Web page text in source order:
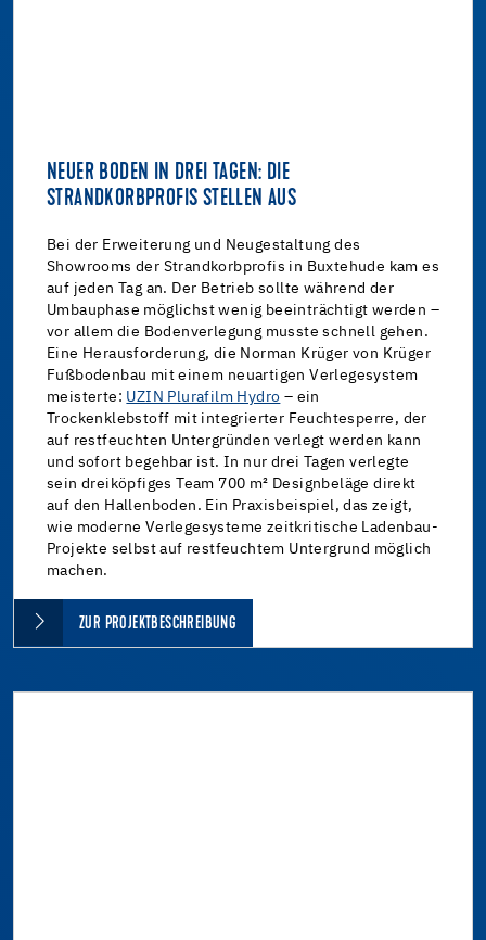
NEUER BODEN IN DREI TAGEN: DIE
STRANDKORBPROFIS STELLEN AUS
Bei der Erweiterung und Neugestaltung des
Showrooms der Strandkorbprofis in Buxtehude kam es
auf jeden Tag an. Der Betrieb sollte während der
Umbauphase möglichst wenig beeinträchtigt werden –
vor allem die Bodenverlegung musste schnell gehen.
Eine Herausforderung, die Norman Krüger von Krüger
Fußbodenbau mit einem neuartigen Verlegesystem
meisterte: UZIN Plurafilm Hydro – ein
Trockenklebstoff mit integrierter Feuchtesperre, der
auf restfeuchten Untergründen verlegt werden kann
und sofort begehbar ist. In nur drei Tagen verlegte
sein dreiköpfiges Team 700 m² Designbeläge direkt
auf den Hallenboden. Ein Praxisbeispiel, das zeigt,
wie moderne Verlegesysteme zeitkritische Ladenbau-
Projekte selbst auf restfeuchtem Untergrund möglich
machen.
ZUR PROJEKTBESCHREIBUNG